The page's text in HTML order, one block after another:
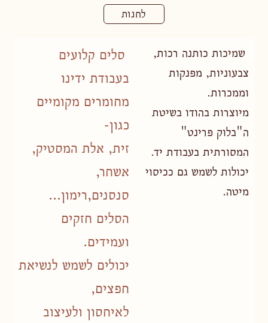
סלים קלועים
בעבודת ידינו
מחומרים מקומיים
כגון-
זית, אלת המסטיק,
אשחר,
סנסנים,רימון...
הסלים חזקים
ועמידים.
יכולים לשמש לנשיאת
חפצים,
לאיחסון ולעיצוב
שמיכות כותנה רכות,
צבעוניות, מפנקות
וממכרות.
מיוצרות בהודו בשיטת
ה"בלוק פרינט"
המסורתית בעבודת יד.
יכולות לשמש גם ככיסוי
מיטה.
לחנות